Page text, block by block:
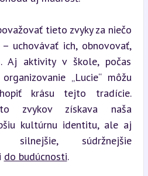
tieto zvyky za niečo
uchovávať ich, obnovovať,
Aj aktivity v škole, počas
„Lucie“ môžu
krásu tejto tradície.
zvykov získava naša
kultúrnu identitu, ale aj
súdržnejšie
do budúcnosti.